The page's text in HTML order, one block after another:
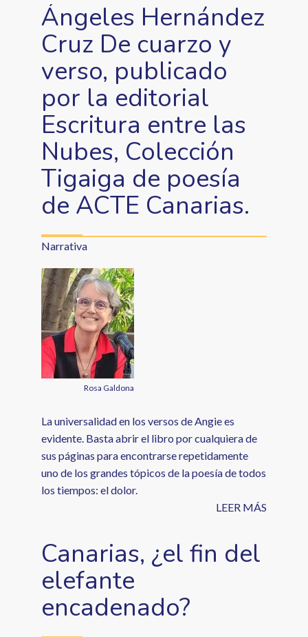
Ángeles Hernández
Cruz De cuarzo y
verso, publicado
por la editorial
Escritura entre las
Nubes, Colección
Tigaiga de poesía
de ACTE Canarias.
Narrativa
Rosa Galdona
La universalidad en los versos de Angie es
evidente. Basta abrir el libro por cualquiera de
sus páginas para encontrarse repetidamente
uno de los grandes tópicos de la poesía de todos
los tiempos: el dolor.
LEER MÁS
Canarias, ¿el fin del
elefante
encadenado?